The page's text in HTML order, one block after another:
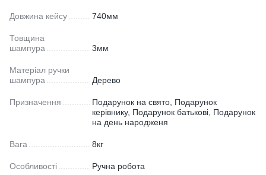
Довжина кейсу 740мм
Товщина
шампура
3мм
Матеріал ручки
шампура
Дерево
Призначення
Подарунок на свято, Подарунок
керівнику, Подарунок батькові, Подарунок
на день народженя
Вага 8кг
Особливості Ручна робота